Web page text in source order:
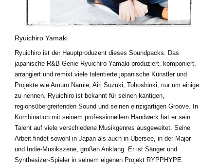
Ryuichiro Yamaki
Ryuichiro ist der Hauptproduzent dieses Soundpacks. Das
japanische R&B-Genie Ryuichiro Yamaki produziert, komponiert,
arrangiert und remixt viele talentierte japanische Künstler und
Projekte wie Amuro Namie, Airi Suzuki, Tohoshinki, nur um einige
zu nennen. Ryuichiro ist bekannt für seinen kantigen,
regionsübergreifenden Sound und seinen einzigartigen Groove. In
Kombination mit seinem professionellem Handwerk hat er sein
Talent auf viele verschiedene Musikgenres ausgeweitet. Seine
Arbeit findet sowohl in Japan als auch in Übersee, in der Major-
und Indie-Musikszene, großen Anklang. Er ist Sänger und
Synthesizer-Spieler in seinem eigenen Projekt RYPPHYPE.